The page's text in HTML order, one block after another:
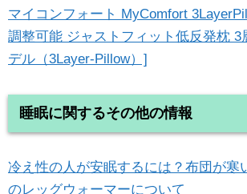
マイコンフォート MyComfort
調整可能 ジャストフィット低反発枕 3
デル（3Layer-Pillow）]
睡眠に関するその他の情報
冷え性の人が安眠するには？布団が寒
のレッグウォーマーについて